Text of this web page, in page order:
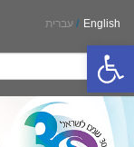
פתח סרגל נגישות
English
/ עברית